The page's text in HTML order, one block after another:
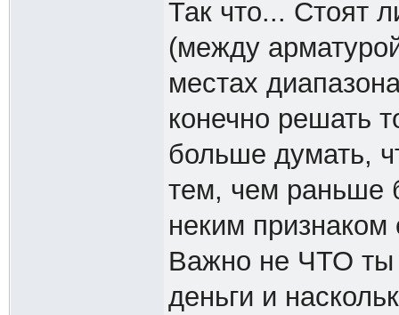
Так что... Стоят
(между
местах
конечно решать
больше думать,
тем, чем раньше
неким признаком
Важно не ЧТО ты
деньги и